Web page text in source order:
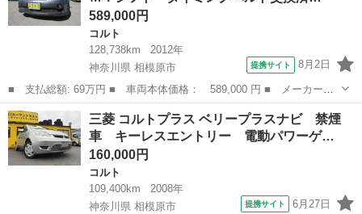
589,000円
コルト
128,738km
2012年
神奈川県 相模原市
提携サイト 8月2日
■ 支払総額: 69万円 ■ 車両本体価格： 589,000 円 ■ メーカー
名： 三菱 ■ 車種名： コルト ■ グレード名： ラリーアート
バージョンＲ ５ＭＴシフト タイミングベルト交換済み 純正レカ
ロシート 純正１...
神奈川 相模原市 コルト
三菱 コルトプラス ベリープラスナビ 禁煙
車 キーレスエントリー 電動パワーゲ…
160,000円
コルト
109,400km
2008年
神奈川県 相模原市
提携サイト 6月27日